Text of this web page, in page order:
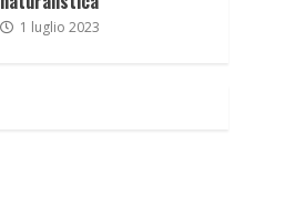
1 luglio 2023